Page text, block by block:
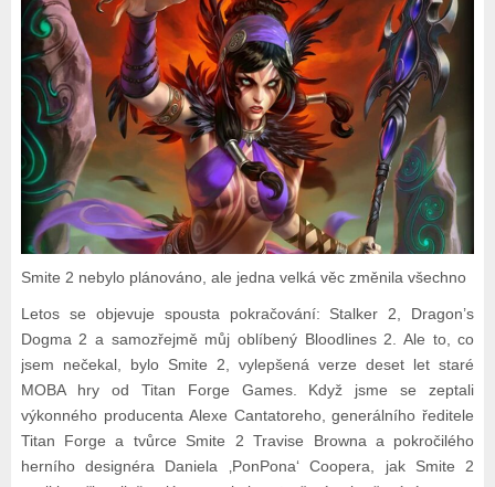
Smite 2 nebylo plánováno, ale jedna velká věc změnila všechno
Letos se objevuje spousta pokračování: Stalker 2, Dragon’s
Dogma 2 a samozřejmě můj oblíbený Bloodlines 2. Ale to, co
jsem nečekal, bylo Smite 2, vylepšená verze deset let staré
MOBA hry od Titan Forge Games. Když jsme se zeptali
výkonného producenta Alexe Cantatoreho, generálního ředitele
Titan Forge a tvůrce Smite 2 Travise Browna a pokročilého
herního designéra Daniela ‚PonPona‘ Coopera, jak Smite 2